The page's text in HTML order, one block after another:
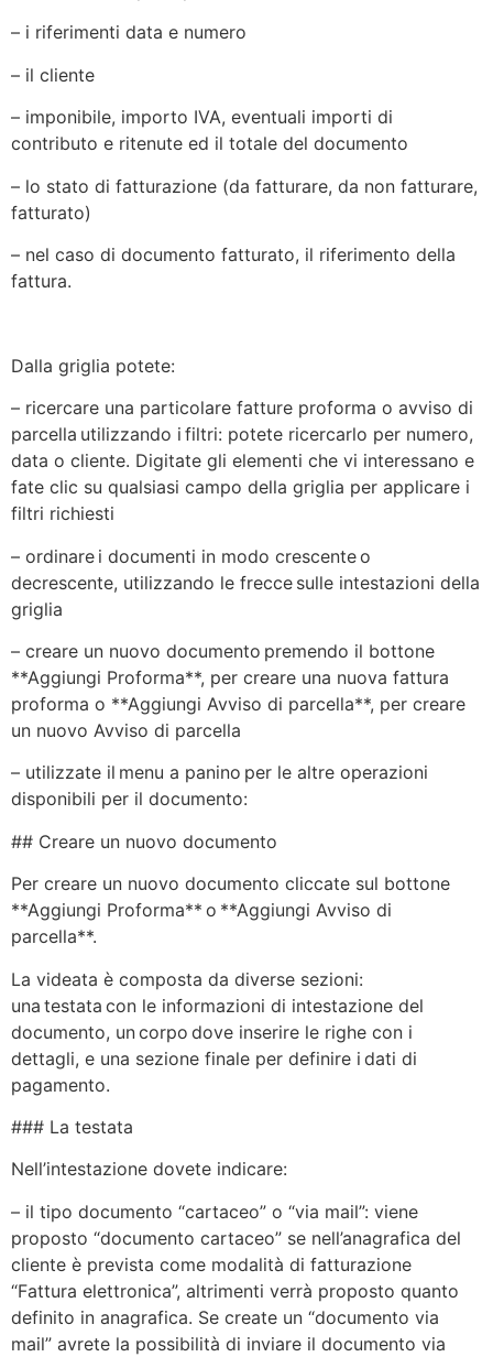
– i riferimenti data e numero
– il cliente
– imponibile, importo IVA, eventuali importi di
contributo e ritenute ed il totale del documento
– lo stato di fatturazione (da fatturare, da non fatturare,
fatturato)
– nel caso di documento fatturato, il riferimento della
fattura.
Dalla griglia potete:
– ricercare una particolare fatture proforma o avviso di
parcella utilizzando i filtri: potete ricercarlo per numero,
data o cliente. Digitate gli elementi che vi interessano e
fate clic su qualsiasi campo della griglia per applicare i
filtri richiesti
– ordinare i documenti in modo crescente o
decrescente, utilizzando le frecce sulle intestazioni della
griglia
– creare un nuovo documento premendo il bottone
**Aggiungi Proforma**, per creare una nuova fattura
proforma o **Aggiungi Avviso di parcella**, per creare
un nuovo Avviso di parcella
– utilizzate il menu a panino per le altre operazioni
disponibili per il documento:
## Creare un nuovo documento
Per creare un nuovo documento cliccate sul bottone
**Aggiungi Proforma** o **Aggiungi Avviso di
parcella**.
La videata è composta da diverse sezioni:
una testata con le informazioni di intestazione del
documento, un corpo dove inserire le righe con i
dettagli, e una sezione finale per definire i dati di
pagamento.
### La testata
Nell’intestazione dovete indicare:
– il tipo documento “cartaceo” o “via mail”: viene
proposto “documento cartaceo” se nell’anagrafica del
cliente è prevista come modalità di fatturazione
“Fattura elettronica”, altrimenti verrà proposto quanto
definito in anagrafica. Se create un “documento via
mail” avrete la possibilità di inviare il documento via